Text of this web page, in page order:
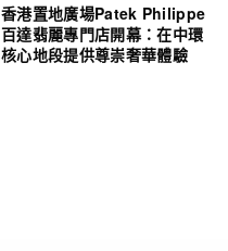
香港置地廣場Patek Philippe
百達翡麗專門店開幕：在中環
核心地段提供尊崇奢華體驗